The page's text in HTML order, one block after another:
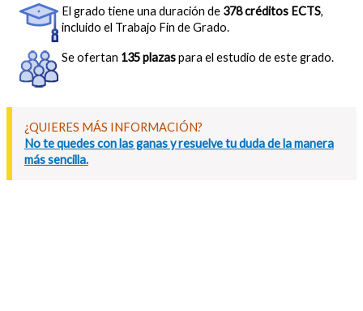
El grado tiene una duración de 378 créditos ECTS,
incluido el Trabajo Fin de Grado.
Se ofertan 135 plazaspara el estudio de este grado.
¿QUIERES MÁS INFORMACIÓN?
No te quedes con las ganas y resuelve tu duda de la manera
más sencilla.